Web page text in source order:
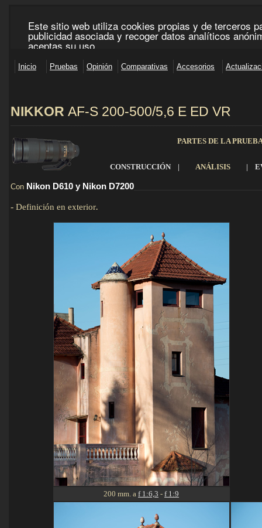
NIKKOR AF-S 200-500/5,6 E ED VR
PARTES DE LA
CONSTRUCCIÓN | ANÁLISIS |
Con Nikon D610 y Nikon D7200
- Definición en exterior.
200 mm. a f 1:6,3 - f 1:9